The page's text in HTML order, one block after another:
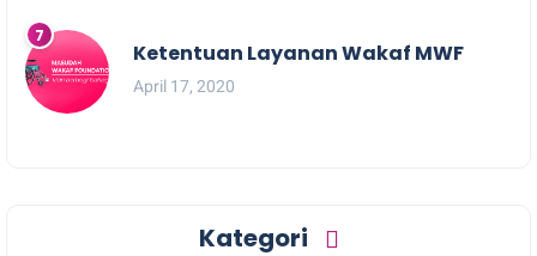
Ketentuan Layanan Wakaf MWF
April 17, 2020
Kategori